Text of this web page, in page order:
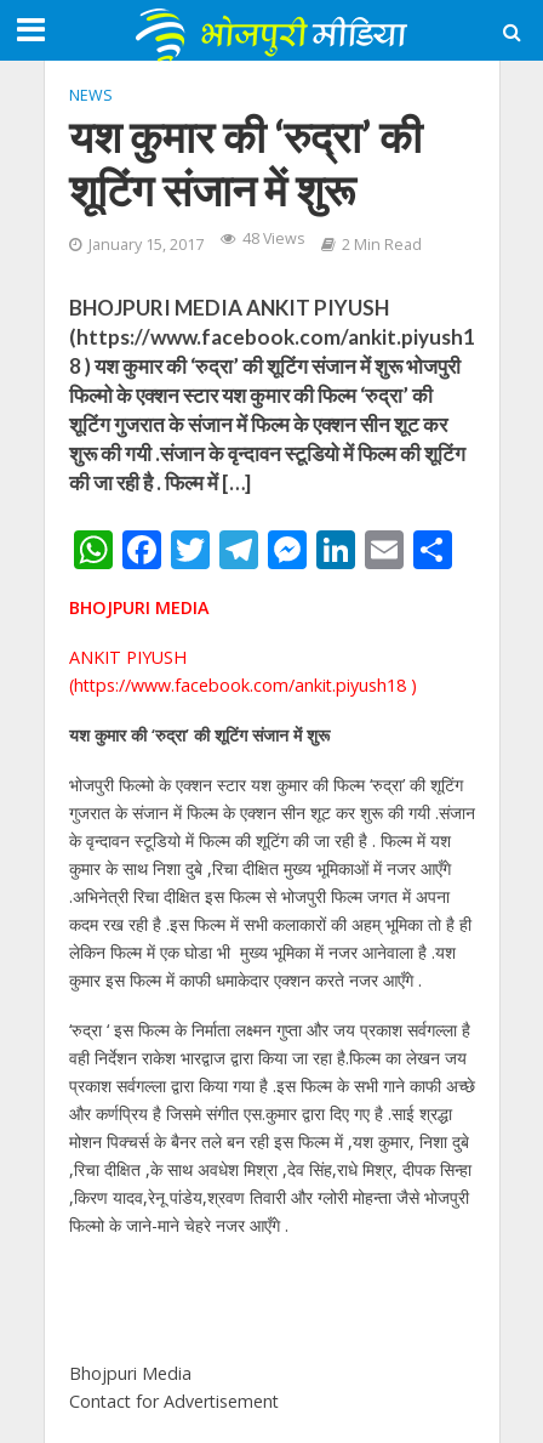
NEWS
यश कुमार की ‘रुद्रा’ की
शूटिंग संजान में शुरू
January 15, 2017 48 Views 2 Min Read
BHOJPURI MEDIA ANKIT PIYUSH
(https://www.facebook.com/ankit.piyush1
8 ) यश कुमार की ‘रुद्रा’ की शूटिंग संजान में शुरू भोजपुरी
फिल्मो के एक्शन स्टार यश कुमार की फिल्म ‘रुद्रा’ की
शूटिंग गुजरात के संजान में फिल्म के एक्शन सीन शूट कर
शुरू की गयी .संजान के वृन्दावन स्टूडियो में फिल्म की शूटिंग
की जा रही है . फिल्म में […]
W
h
at
s
A
p
p
F
ac
e
b
o
o
k
T
itt
er
T
gr
a
m
M
e
n
g
er
Li
dI
E
l
S
BHOJPURI MEDIA
ANKIT PIYUSH
(https://www.facebook.com/ankit.piyush18 )
यश कुमार की ‘रुद्रा’ की शूटिंग संजान में शुरू
भोजपुरी फिल्मो के एक्शन स्टार यश कुमार की फिल्म ‘रुद्रा’ की शूटिंग
गुजरात के संजान में फिल्म के एक्शन सीन शूट कर शुरू की गयी .संजान
के वृन्दावन स्टूडियो में फिल्म की शूटिंग की जा रही है . फिल्म में यश
कुमार के साथ निशा दुबे ,रिचा दीक्षित मुख्य भूमिकाओं में नजर आएँगे
.अभिनेत्री रिचा दीक्षित इस फिल्म से भोजपुरी फिल्म जगत में अपना
कदम रख रही है .इस फिल्म में सभी कलाकारों की अहम् भूमिका तो है ही
लेकिन फिल्म में एक घोडा भी मुख्य भूमिका में नजर आनेवाला है .यश
कुमार इस फिल्म में काफी धमाकेदार एक्शन करते नजर आएँगे .
‘रुद्रा ‘ इस फिल्म के निर्माता लक्ष्मन गुप्ता और जय प्रकाश सर्वगल्ला है
वही निर्देशन राकेश भारद्वाज द्वारा किया जा रहा है.फिल्म का लेखन जय
प्रकाश सर्वगल्ला द्वारा किया गया है .इस फिल्म के सभी गाने काफी अच्छे
और कर्णप्रिय है जिसमे संगीत एस.कुमार द्वारा दिए गए है .साई श्रद्धा
मोशन पिक्चर्स के बैनर तले बन रही इस फिल्म में ,यश कुमार, निशा दुबे
,रिचा दीक्षित ,के साथ अवधेश मिश्रा ,देव सिंह,राधे मिश्र, दीपक सिन्हा
,किरण यादव,रेनू पांडेय,श्रवण तिवारी और ग्लोरी मोहन्ता जैसे भोजपुरी
फिल्मो के जाने-माने चेहरे नजर आएँगे .
Bhojpuri Media
Contact for Advertisement